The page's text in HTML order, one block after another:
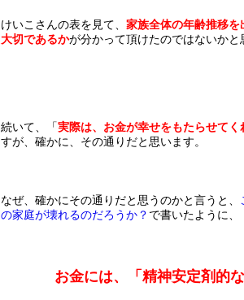
けいこさんの表を見て、 家族全体の年齢推移
大切であるかが分かって頂けたのではないかと
続いて、「 実際は、お金が幸せをもたらせてく
すが、確かに、その通りだと思います。
なぜ、確かにその通りだと思うのかと言うと、
の家庭が壊れるのだろうか？ で書いたように、
お金には、「精神安定剤的